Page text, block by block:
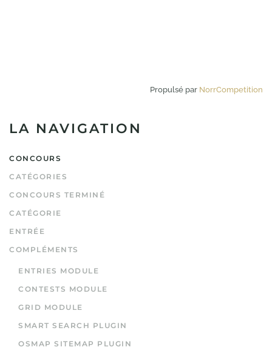
Propulsé par NorrCompetition
LA NAVIGATION
CONCOURS
CATÉGORIES
CONCOURS TERMINÉ
CATÉGORIE
ENTRÉE
COMPLÉMENTS
ENTRIES MODULE
CONTESTS MODULE
GRID MODULE
SMART SEARCH PLUGIN
OSMAP SITEMAP PLUGIN